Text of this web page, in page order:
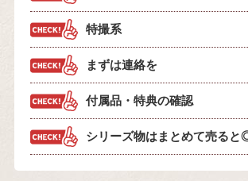
特撮系
まずは連絡を
付属品・特典の確認
シリーズ物はまとめて売ると